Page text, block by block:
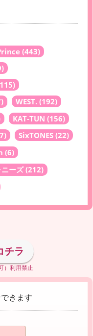
(443)
WEST. (192)
KAT-TUN (156)
SixTONES (22)
(6)
ーズ(212)
チラ
）利用禁止
きます